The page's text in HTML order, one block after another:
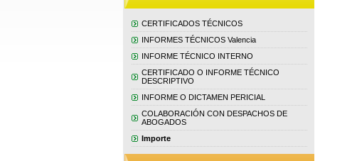
CERTIFICADOS TÉCNICOS
INFORMES TÉCNICOS Valencia
INFORME TÉCNICO INTERNO
CERTIFICADO O INFORME TÉCNICO
DESCRIPTIVO
INFORME O DICTAMEN PERICIAL
COLABORACIÓN CON DESPACHOS DE
ABOGADOS
Importe